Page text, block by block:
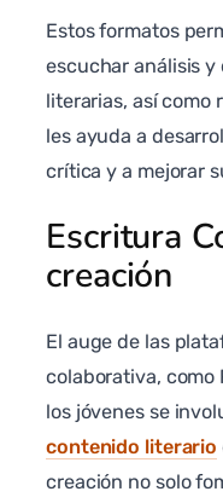
Estos formatos
escuchar análisis y
literarias, así como
les ayuda a
crítica y a mejorar
Escritura
creación
El auge de las
colaborativa, como
los jóvenes se
contenido literario
creación no solo